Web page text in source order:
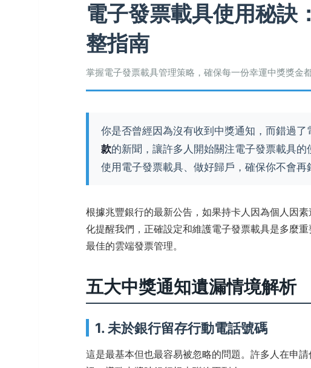
電子發票載具使用秘訣
整指南
掌握電子發票載具管理策略，確保每一份幸運中獎獎金
你是否曾經因為沒有收到中獎通知，而錯過了
款的新聞，讓許多人開始關注電子發票載具
使用電子發票載具、做好歸戶，確保你不會再
根據兆豐銀行的最新公告，如果持卡人因為個人因
化提醒我們，正確設定和維護電子發票載具是多麼
最佳的雲端發票管理。
五大中獎通知遺漏情境解析
1. 未於銀行留存行動電話號碼
這是最基本但也最容易被忽略的問題。許多人在申